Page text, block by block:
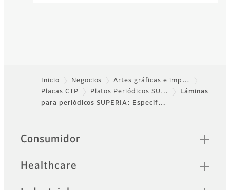
Footer
Inicio Negocios
Artes gráficas e imp…
Placas CTP
Platos Periódicos SU…
Láminas
para periódicos SUPERIA: Especif…
Sitemap
Consumidor
Healthcare